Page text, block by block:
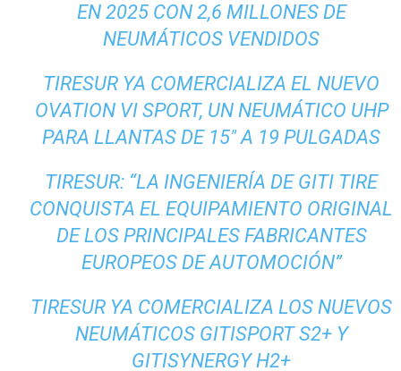
EN 2025 CON 2,6 MILLONES DE
NEUMÁTICOS VENDIDOS
TIRESUR YA COMERCIALIZA EL NUEVO
OVATION VI SPORT, UN NEUMÁTICO UHP
PARA LLANTAS DE 15″ A 19 PULGADAS
TIRESUR: “LA INGENIERÍA DE GITI TIRE
CONQUISTA EL EQUIPAMIENTO ORIGINAL
DE LOS PRINCIPALES FABRICANTES
EUROPEOS DE AUTOMOCIÓN”
TIRESUR YA COMERCIALIZA LOS NUEVOS
NEUMÁTICOS GITISPORT S2+ Y
GITISYNERGY H2+